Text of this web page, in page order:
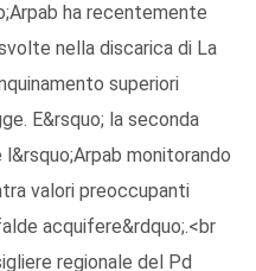
ha recentemente
nella discarica di La
superiori
E&rsquo; la seconda
monitorando
valori preoccupanti
acquifere&rdquo;.<br
regionale del Pd